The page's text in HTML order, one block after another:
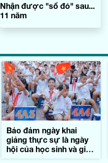
Nhận được "sổ đỏ" sau...
11 năm
Bảo đảm ngày khai
giảng thực sự là ngày
hội của học sinh và giáo